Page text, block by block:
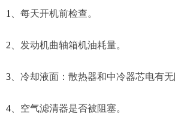
1 、每天开机前检查。
2 、发动机曲轴箱机油耗量。
3 、冷却液面：散热器和中冷器芯电有无
4 、空气滤清器是否被阻塞。